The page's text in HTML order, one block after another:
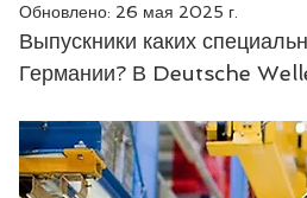
Обновлено: 26 мая 2025 г.
Выпускники каких
Германии? В Deutsche